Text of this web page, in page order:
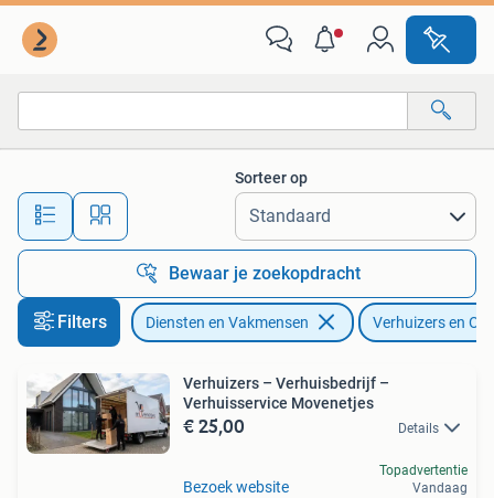
Alle afstanden…
Sorteer op
Bewaar je zoekopdracht
Filters Diensten en Vakmensen Verhuizers en
Verhuizers – Verhuisbedrijf –
Verhuisservice Movenetjes
€ 25,00 Details
Bezoek website
Topadvertentie
Vandaag